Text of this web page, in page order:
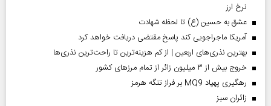
نرخ ارز
عشق به حسین (ع) تا لحظه شهادت
آمریکا ماجراجویی کند پاسخ مقتضی دریافت خواهد کرد
بهترین نذری‌های اربعین | از کم هزینه‌ترین تا راحت‌ترین نذری‌ها
خروج بیش از ۳ میلیون زائر از تمام مرز‌های کشور
رهگیری پهپاد MQ9 بر فراز تنگه هرمز
‌زائران سبز